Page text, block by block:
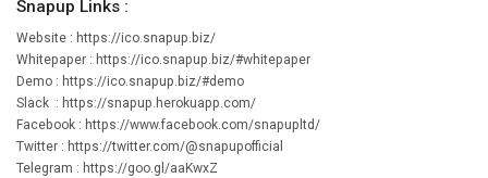
Snapup Links :
Website : https://ico.snapup.biz/
Whitepaper : https://ico.snapup.biz/#whitepaper
Demo : https://ico.snapup.biz/#demo
Slack : https://snapup.herokuapp.com/
Facebook : https://www.facebook.com/snapupltd/
Twitter : https://twitter.com/@snapupofficial
Telegram : https://goo.gl/aaKwxZ